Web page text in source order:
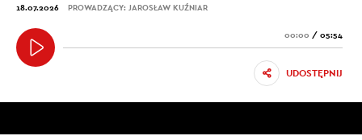
18.07.2026 PROWADZĄCY: JAROSŁAW KUŹNIAR
00:00 / 05:54
UDOSTĘPNIJ